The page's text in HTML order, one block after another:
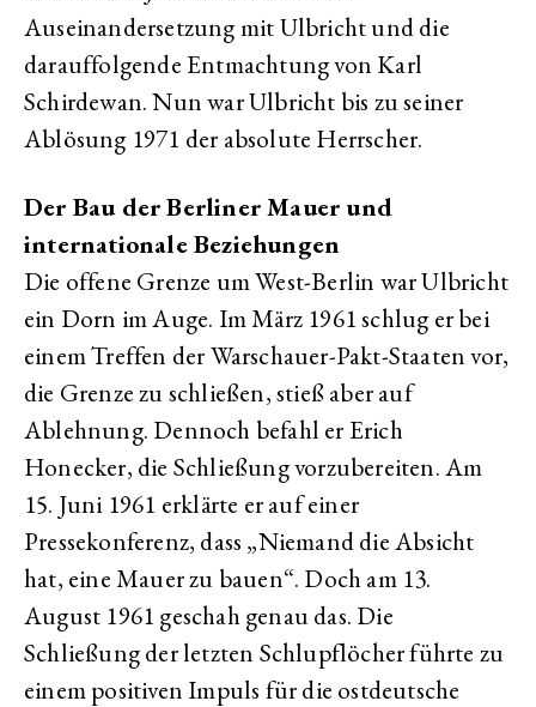
Auseinandersetzung mit Ulbricht und die
darauffolgende Entmachtung von Karl
Schirdewan. Nun war Ulbricht bis zu seiner
Ablösung 1971 der absolute Herrscher.
Der Bau der Berliner Mauer und
internationale Beziehungen
Die offene Grenze um West-Berlin war Ulbricht
ein Dorn im Auge. Im März 1961 schlug er bei
einem Treffen der Warschauer-Pakt-Staaten vor,
die Grenze zu schließen, stieß aber auf
Ablehnung. Dennoch befahl er Erich
Honecker, die Schließung vorzubereiten. Am
15. Juni 1961 erklärte er auf einer
Pressekonferenz, dass „Niemand die Absicht
hat, eine Mauer zu bauen“. Doch am 13.
August 1961 geschah genau das. Die
Schließung der letzten Schlupflöcher führte zu
einem positiven Impuls für die ostdeutsche